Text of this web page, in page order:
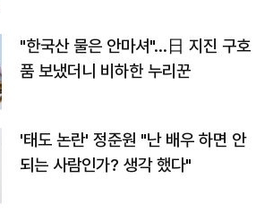
"한국산 물은 안마셔"…日 지진 구호
품 보냈더니 비하한 누리꾼
'태도 논란' 정준원 "난 배우 하면 안
되는 사람인가? 생각 했다"